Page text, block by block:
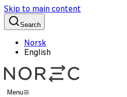
Skip to main content
Search
Norsk
English
Menu